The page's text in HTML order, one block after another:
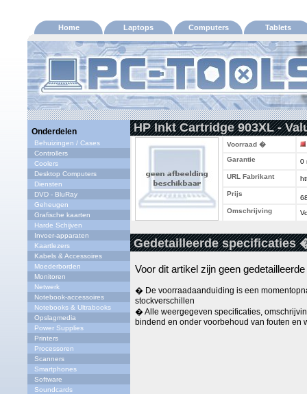
Home Laptops Computers Tablets
Onderdelen
Behuizingen / Cases
Controllers
Coolers
Desktop Computers
Diensten
DVD - BluRay
Geheugen
Grafische kaarten
Harde Schijven
Invoer-apparaten
Kaartlezers
Kabels & Accessoires
Moederborden
Monitoren
Netwerk
Notebook-accessoires
Notebooks & Ultrabooks
Opslagmedia
Power Supplies
Printers
Processoren
Scanners
Smartphones
Software
Soundcards
HP Inkt Cartridge 903XL -
Voorraad �
Garantie
0
URL Fabrikant
Prijs
Omschrijving
Gedetailleerde specificaties
Voor dit artikel zijn geen
� De voorraadaanduiding is een
stockverschillen
� Alle weergegeven specificaties,
bindend en onder voorbehoud van fouten en